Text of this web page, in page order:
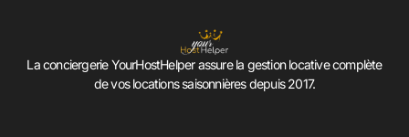
La conciergerie YourHostHelper assure la gestion locative complète
de vos locations saisonnières depuis 2017.